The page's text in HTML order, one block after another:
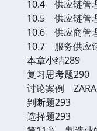
10.4 供应链管
10.5 供应链管
10.6 供应商管
10.7 服务供应
本章小结289
复习思考题290
讨论案例
判断题293
选择题293